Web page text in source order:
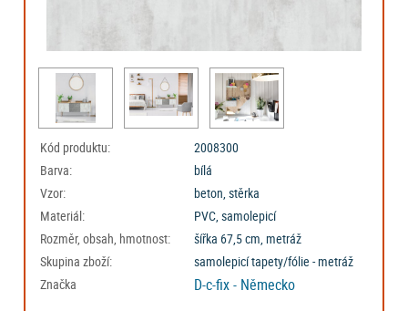
Kód produktu:
2008300
Barva:
bílá
Vzor:
beton, stěrka
Materiál:
PVC, samolepicí
Rozměr, obsah, hmotnost:
šířka 67,5 cm, metráž
Skupina zboží:
samolepicí tapety/fólie - metráž
Značka
D-c-fix - Německo